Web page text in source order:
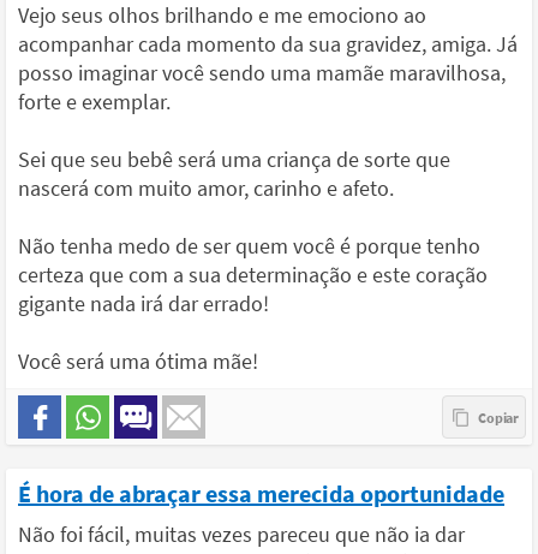
Vejo seus olhos brilhando e me emociono ao
acompanhar cada momento da sua gravidez, amiga. Já
posso imaginar você sendo uma mamãe maravilhosa,
forte e exemplar.
Sei que seu bebê será uma criança de sorte que
nascerá com muito amor, carinho e afeto.
Não tenha medo de ser quem você é porque tenho
certeza que com a sua determinação e este coração
gigante nada irá dar errado!
Você será uma ótima mãe!
É hora de abraçar essa merecida oportunidade
Não foi fácil, muitas vezes pareceu que não ia dar